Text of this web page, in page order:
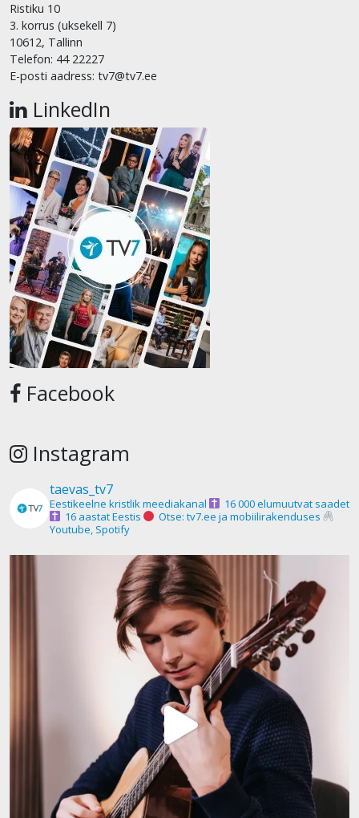
Ristiku 10
3. korrus (uksekell 7)
10612, Tallinn
Telefon: 44 22227
E-posti aadress: tv7@tv7.ee
LinkedIn
Facebook
Instagram
taevas_tv7
Eestikeelne kristlik meediakanal
16 000 elumuutvat saadet
16 aastat Eestis
Otse: tv7.ee ja mobiilirakenduses
Youtube, Spotify